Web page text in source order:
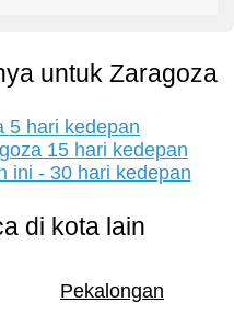
untuk Zaragoza
5 hari kedepan
15 hari kedepan
ini - 30 hari kedepan
di kota lain
Pekalongan